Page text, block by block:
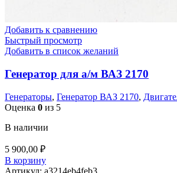
Добавить к сравнению
Быстрый просмотр
Добавить в список желаний
Генератор для а/м ВАЗ 2170
Генераторы, Генератор ВАЗ 2170,
Оценка 0 из 5
В наличии
5 900,00 ₽
В корзину
Артикул: a3214eb4feb3